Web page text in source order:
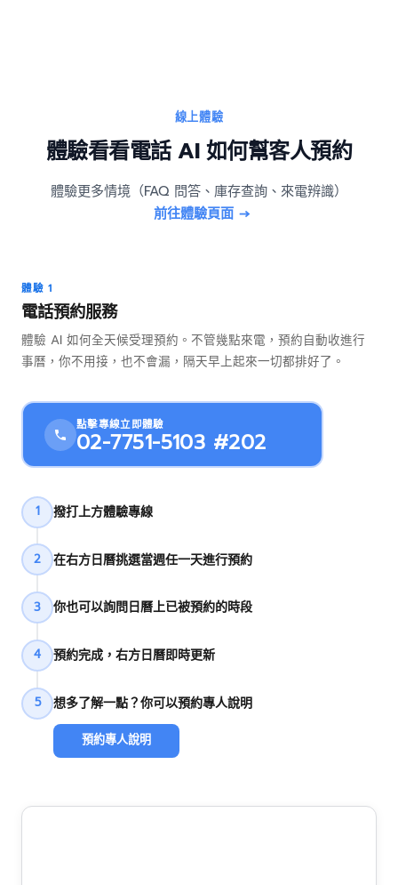
線上體驗
體驗看看電話 AI 如何幫客人預約
體驗更多情境（FAQ 問答、庫存查詢、來電辨識）
前往體驗頁面 →
體驗 1
電話預約服務
體驗 AI 如何全天候受理預約。不管幾點來電，預約自動收進行
事曆，你不用接，也不會漏，隔天早上起來一切都排好了。
點擊專線立即體驗
02-7751-5103 #202
1 撥打上方體驗專線
2 在右方日曆挑選當週任一天進行預約
3 你也可以詢問日曆上已被預約的時段
4 預約完成，右方日曆即時更新
5 想多了解一點？你可以預約專人說明
預約專人說明